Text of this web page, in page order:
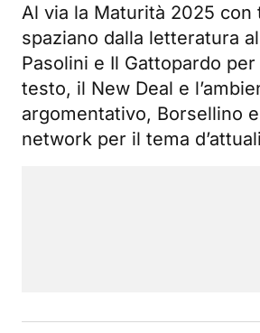
Al via la Maturità 2025 con
spaziano dalla letteratura
Pasolini e Il Gattopardo per
testo, il New Deal e
argomentativo, Borsellino
network per il tema